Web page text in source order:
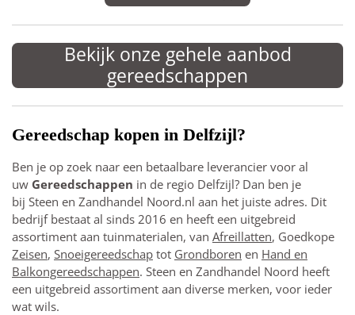
Bekijk onze gehele aanbod
gereedschappen
Gereedschap kopen in Delfzijl?
Ben je op zoek naar een betaalbare leverancier voor al
uw Gereedschappen in de regio Delfzijl? Dan ben je
bij Steen en Zandhandel Noord.nl aan het juiste adres. Dit
bedrijf bestaat al sinds 2016 en heeft een uitgebreid
assortiment aan tuinmaterialen, van Afreillatten, Goedkope
Zeisen, Snoeigereedschap tot Grondboren en Hand en
Balkongereedschappen. Steen en Zandhandel Noord heeft
een uitgebreid assortiment aan diverse merken, voor ieder
wat wils.